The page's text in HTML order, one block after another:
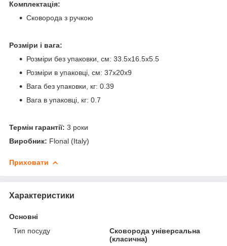
Комплектація:
Сковорода з ручкою
Розміри і вага:
Розміри без упаковки, см: 33.5x16.5x5.5
Розміри в упаковці, см: 37x20x9
Вага без упаковки, кг: 0.39
Вага в упаковці, кг: 0.7
Термін гарантії: 3 роки
Виробник: Flonal (Italy)
Приховати
Характеристики
Основні
Тип посуду
Сковорода універсальна
(класична)